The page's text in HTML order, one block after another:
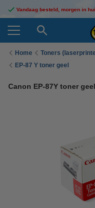
Vandaag besteld, morgen in
Home Toners
EP-87 Y toner geel
Canon EP-87Y toner